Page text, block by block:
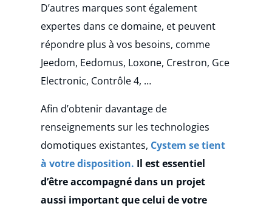
D’autres marques sont également
expertes dans ce domaine, et peuvent
répondre plus à vos besoins, comme
Jeedom, Eedomus, Loxone, Crestron, Gce
Electronic, Contrôle 4, …
Afin d’obtenir davantage de
renseignements sur les technologies
domotiques existantes, Cystem se tient
à votre disposition. Il est essentiel
d’être accompagné dans un projet
aussi importantque celui de votre